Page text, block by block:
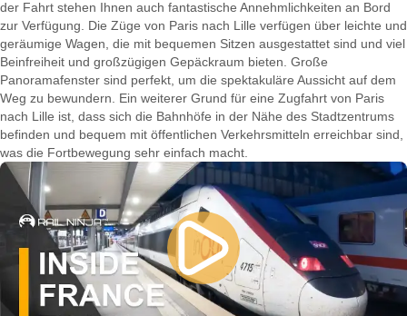
der Fahrt stehen Ihnen auch fantastische Annehmlichkeiten an Bord
zur Verfügung. Die Züge von Paris nach Lille verfügen über leichte und
geräumige Wagen, die mit bequemen Sitzen ausgestattet sind und viel
Beinfreiheit und großzügigen Gepäckraum bieten. Große
Panoramafenster sind perfekt, um die spektakuläre Aussicht auf dem
Weg zu bewundern. Ein weiterer Grund für eine Zugfahrt von Paris
nach Lille ist, dass sich die Bahnhöfe in der Nähe des Stadtzentrums
befinden und bequem mit öffentlichen Verkehrsmitteln erreichbar sind,
was die Fortbewegung sehr einfach macht.